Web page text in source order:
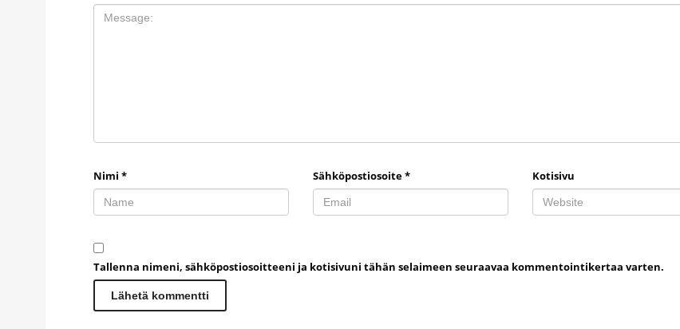
Nimi * Sähköpostiosoite* Kotisivu
Tallenna nimeni, sähköpostiosoitteeni ja kotisivuni tähän selaimeen seuraavaa kommentointikertaa varten.